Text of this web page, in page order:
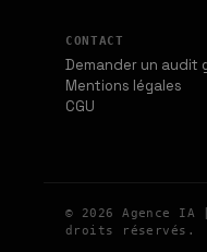
CONTACT
Demander un audit
Mentions légales
CGU
© 2026 Agence
droits réservés.